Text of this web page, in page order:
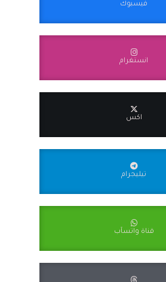
فيسبوك
انستغرام
اكس
تيليجرام
قناة واتسآب